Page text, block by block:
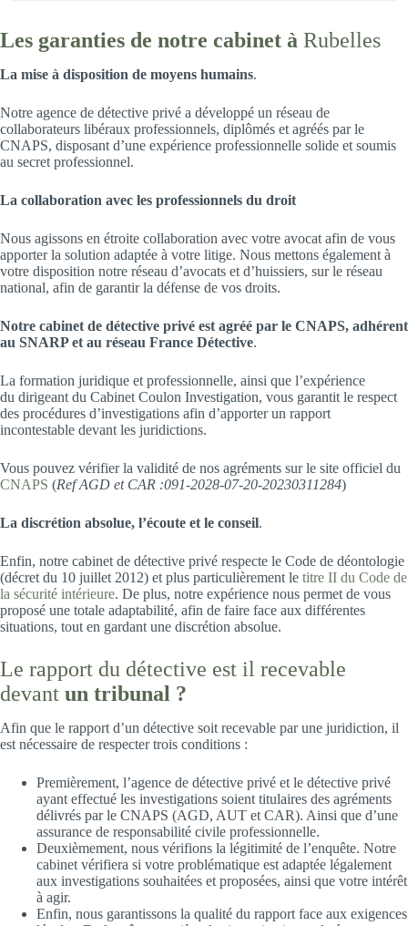
Les garanties de notre cabinet à Rubelles
La mise à disposition de moyens humains.
Notre agence de détective privé a développé un réseau de
collaborateurs libéraux professionnels, diplômés et agréés par le
CNAPS, disposant d’une expérience professionnelle solide et soumis
au secret professionnel.
La collaboration avec les professionnels du droit
Nous agissons en étroite collaboration avec votre avocat afin de vous
apporter la solution adaptée à votre litige. Nous mettons également à
votre disposition notre réseau d’avocats et d’huissiers, sur le réseau
national, afin de garantir la défense de vos droits.
Notre cabinet de détective privé est agréé par le CNAPS, adhérent
au SNARP et au réseau France Détective.
La formation juridique et professionnelle, ainsi que l’expérience
du dirigeant du Cabinet Coulon Investigation, vous garantit le respect
des procédures d’investigations afin d’apporter un rapport
incontestable devant les juridictions.
Vous pouvez vérifier la validité de nos agréments sur le site officiel du
CNAPS (Ref AGD et CAR :091-2028-07-20-20230311284)
La discrétion absolue, l’écoute et le conseil.
Enfin, notre cabinet de détective privé respecte le Code de déontologie
(décret du 10 juillet 2012) et plus particulièrement le titre II du Code de
la sécurité intérieure. De plus, notre expérience nous permet de vous
proposé une totale adaptabilité, afin de faire face aux différentes
situations, tout en gardant une discrétion absolue.
Le rapport du détective est il recevable
devant un tribunal ?
Afin que le rapport d’un détective soit recevable par une juridiction, il
est nécessaire de respecter trois conditions :
Premièrement, l’agence de détective privé et le détective privé
ayant effectué les investigations soient titulaires des agréments
délivrés par le CNAPS (AGD, AUT et CAR). Ainsi que d’une
assurance de responsabilité civile professionnelle.
Deuxièmement, nous vérifions la légitimité de l’enquête. Notre
cabinet vérifiera si votre problématique est adaptée légalement
aux investigations souhaitées et proposées, ainsi que votre intérêt
à agir.
Enfin, nous garantissons la qualité du rapport face aux exigences